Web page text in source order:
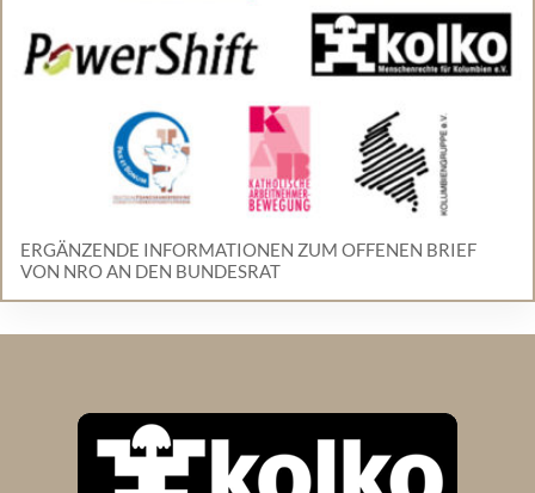
ERGÄNZENDE INFORMATIONEN ZUM OFFENEN BRIEF
VON NRO AN DEN BUNDESRAT